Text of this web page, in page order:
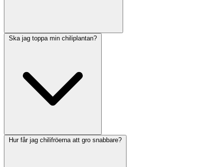
Ska jag toppa min chiliplantan?
Hur får jag chilifröerna att gro snabbare?